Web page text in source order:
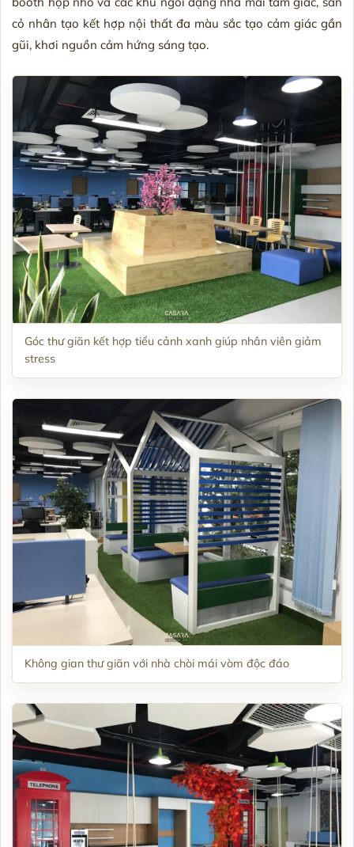
cỏ nhân tạo kết hợp nội thất đa màu sắc tạo cảm giác gần
gũi, khơi nguồn cảm hứng sáng tạo.
Góc thư giãn kết hợp tiểu cảnh xanh giúp nhân viên giảm
stress
Không gian thư giãn với nhà chòi mái vòm độc đáo